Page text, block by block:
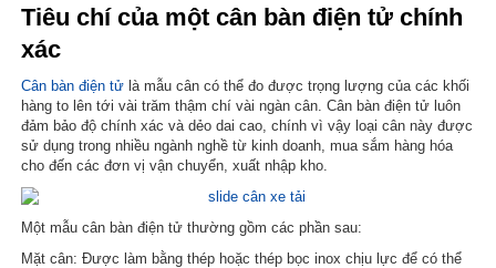
Tiêu chí của một cân bàn điện tử chính
xác
Cân bàn điện tử là mẫu cân có thể đo được trọng lượng của các khối
hàng to lên tới vài trăm thậm chí vài ngàn cân. Cân bàn điện tử luôn
đảm bảo độ chính xác và dẻo dai cao, chính vì vậy loại cân này được
sử dụng trong nhiều ngành nghề từ kinh doanh, mua sắm hàng hóa
cho đến các đơn vị vận chuyển, xuất nhập kho.
Một mẫu cân bàn điện tử thường gồm các phần sau:
Mặt cân: Được làm bằng thép hoặc thép bọc inox chịu lực để có thể